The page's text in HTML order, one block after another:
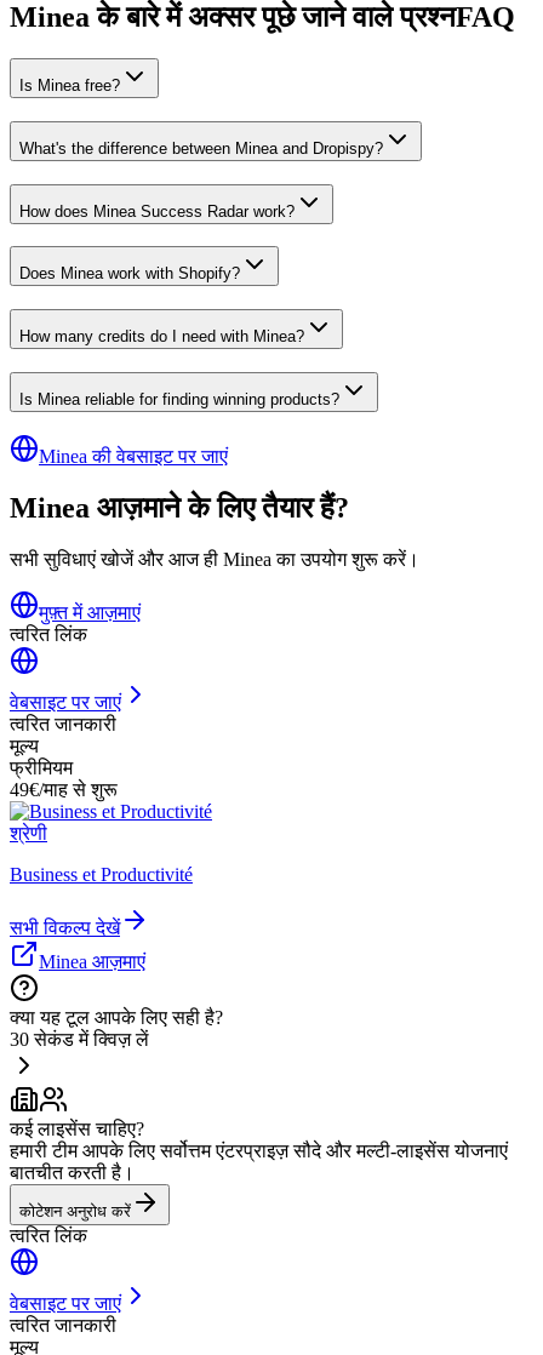
Minea के बारे में अक्सर पूछे जाने वाले प्रश्नFAQ
Is Minea free?
What's the difference between Minea and Dropispy?
How does Minea Success Radar work?
Does Minea work with Shopify?
How many credits do I need with Minea?
Is Minea reliable for finding winning products?
Minea की वेबसाइट पर जाएं
Minea आज़माने के लिए तैयार हैं?
सभी सुविधाएं खोजें और आज ही Minea का उपयोग शुरू करें।
मुफ़्त में आज़माएं
त्वरित लिंक
वेबसाइट पर जाएं
त्वरित जानकारी
मूल्य
फ्रीमियम
49€/माह से शुरू
श्रेणी
Business et Productivité
सभी विकल्प देखें
Minea आज़माएं
क्या यह टूल आपके लिए सही है?
30 सेकंड में क्विज़ लें
कई लाइसेंस चाहिए?
हमारी टीम आपके लिए सर्वोत्तम एंटरप्राइज़ सौदे और मल्टी-लाइसेंस योजनाएं
बातचीत करती है।
कोटेशन अनुरोध करें
त्वरित लिंक
वेबसाइट पर जाएं
त्वरित जानकारी
मूल्य